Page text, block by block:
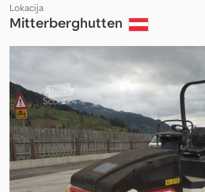
Lokacija
Mitterberghutten